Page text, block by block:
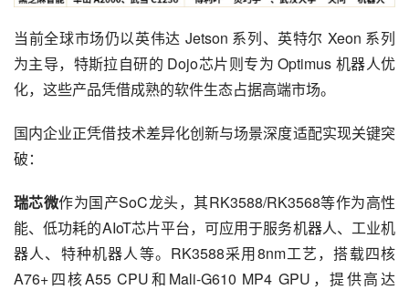
当前全球市场仍以英伟达 Jetson 系列、英特尔 Xeon 系列
为主导，特斯拉自研的 Dojo芯片则专为 Optimus 机器人优
化，这些产品凭借成熟的软件生态占据高端市场。
国内企业正凭借技术差异化创新与场景深度适配实现关键突
破：
瑞芯微作为国产SoC龙头，其RK3588/RK3568等作为高性
能、低功耗的AIoT芯片平台，可应用于服务机器人、工业机
器人、特种机器人等。RK3588采用8nm工艺，搭载四核
A76+四核A55 CPU和Mali-G610 MP4 GPU，提供高达